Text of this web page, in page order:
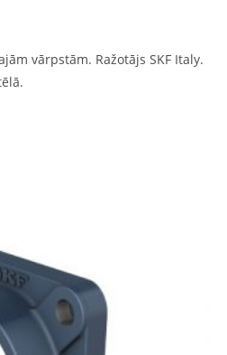
vārpstām. Ražotājs SKF Italy.